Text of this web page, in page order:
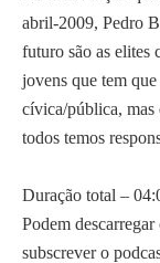
abril-2009, Pedro
futuro são as elites
jovens que tem
cívica/pública, mas
todos temos
Duração total –
Podem descarregar
subscrever o